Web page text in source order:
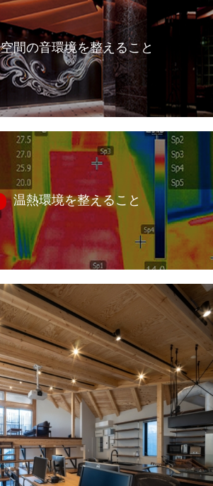
空間の音環境を整えること
温熱環境を整えること